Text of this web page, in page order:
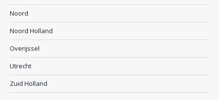
Noord
Noord Holland
Overijssel
Utrecht
Zuid Holland